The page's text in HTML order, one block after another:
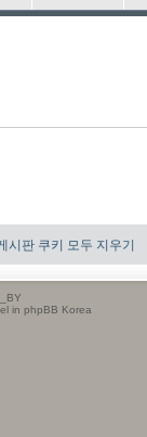
글
시판 쿠키 모두 지우기
in phpBB Korea